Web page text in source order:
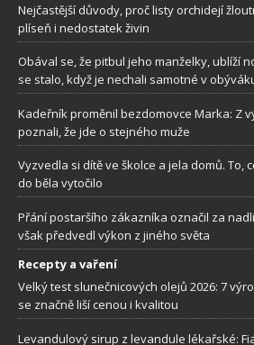
Nejčastější důvody, proč listy orchidejí
plíseň i nedostatek živin
Obával se, že pitbul jeho manželky, ublíží
se stalo, když je nechali samotné v
Kadeřník proměnil bezdomovce Marka: Z
poznali, že jde o stejného muže
Vyzvedla si dítě ve školce a jela domů. To,
do běla vytočilo
Přání postaršího zákazníka označil za
však předvedl výkon z jiného světa
Recepty a vaření
Velký test slunečnicových olejů 2026: 7
se značně liší cenou i kvalitou
Levandulový sirup z levandule lékařské: